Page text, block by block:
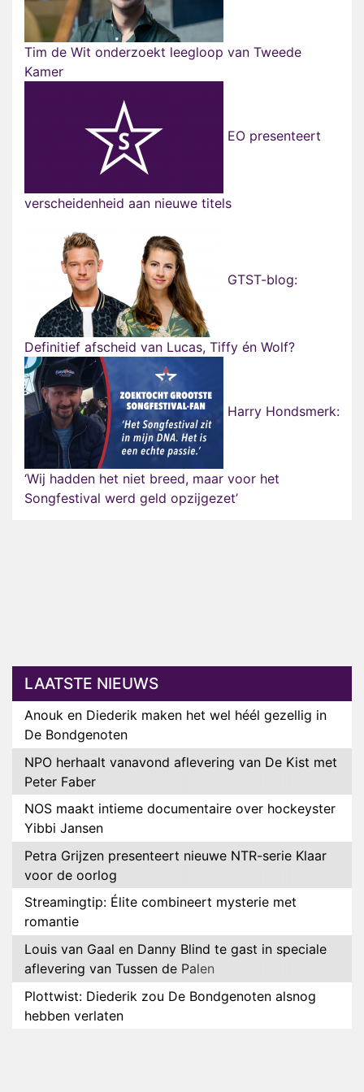
Tim de Wit onderzoekt leegloop van Tweede
Kamer
EO presenteert
verscheidenheid aan nieuwe titels
GTST-blog:
Definitief afscheid van Lucas, Tiffy én Wolf?
Harry Hondsmerk:
‘Wij hadden het niet breed, maar voor het
Songfestival werd geld opzijgezet’
LAATSTE NIEUWS
Anouk en Diederik maken het wel héél gezellig in
De Bondgenoten
NPO herhaalt vanavond aflevering van De Kist met
Peter Faber
NOS maakt intieme documentaire over hockeyster
Yibbi Jansen
Petra Grijzen presenteert nieuwe NTR-serie Klaar
voor de oorlog
Streamingtip: Élite combineert mysterie met
romantie
Louis van Gaal en Danny Blind te gast in speciale
aflevering van Tussen de Palen
Plottwist: Diederik zou De Bondgenoten alsnog
hebben verlaten